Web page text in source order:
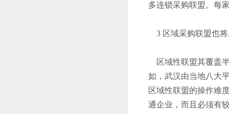
多连锁采购联盟。每
3 区域采购联盟也
区域性联盟其覆盖
如，武汉由当地八大
区域性联盟的操作难
通企业，而且必须有